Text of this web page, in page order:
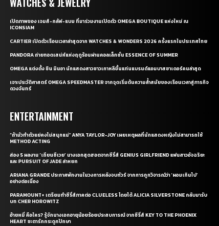
เปิดภาพของ เจมส์-กลัฟ-แบม ที่มาร่วมงานเปิดตัว OMEGA BOUTIQUE แห่งใหม่ ณ
ICONSIAM
CARTIER เปิดตัวเรือนเวลาล่าสุดจาก WATCHES & WONDERS 2026 ครั้งแรกในประเทศไทย
PANDORA ถ่ายทอดเสน่ห์แห่งฤดูร้อนผ่านคอลเล็กชั่น ESSENCE OF SUMMER
OMEGA แต่งตั้ง ชิน มินอา นักแสดงสาวชาวเกาหลีขึ้นแท่นแบรนด์แอมบาสซาเดอร์คนล่าสุด
เจาะประวัติศาสตร์ OMEGA SPEEDMASTER จากจุดเริ่มต้นความล้ำสมัยของเรือนเวลาสู่ภารกิจ
ดวงจันทร์
ENTERTAINMENT
“ถ้ามัวทำตัวแย่คงไม่สนุกแน่” ANYA TAYLOR-JOY เผยเหตุผลที่นักแสดงหญิงไม่สามารถใช้
METHOD ACTING
ส่อง 5 ผลงาน ‘เถียนซีเวย’ นางเอกสุดฮอตจากซีรี่ส์ GENIUS GIRLFRIEND แฟนสาวอัจฉริยะ
และ PURSUIT OF JADE ล่าหยก
ARIANA GRANDE ประกาศพักงานในวงการหลังจบทัวร์ จากการถูกวิจารณ์ว่า ‘ผอมเกินไป’
อย่างต่อเนื่อง
PARAMOUNT+ เตรียมทำซีรี่ส์ภาคต่อ CLUELESS โดยได้ ALICIA SILVERSTONE กลับมารับ
บท CHER HOROWITZ
อ้ายหมี่ คือใคร? รู้จักนางเอกอายุน้อยร้อยประสบการณ์ จากซีรี่ส์ KEY TO THE PHOENIX
HEART ชะตารักกระดูกปักษา